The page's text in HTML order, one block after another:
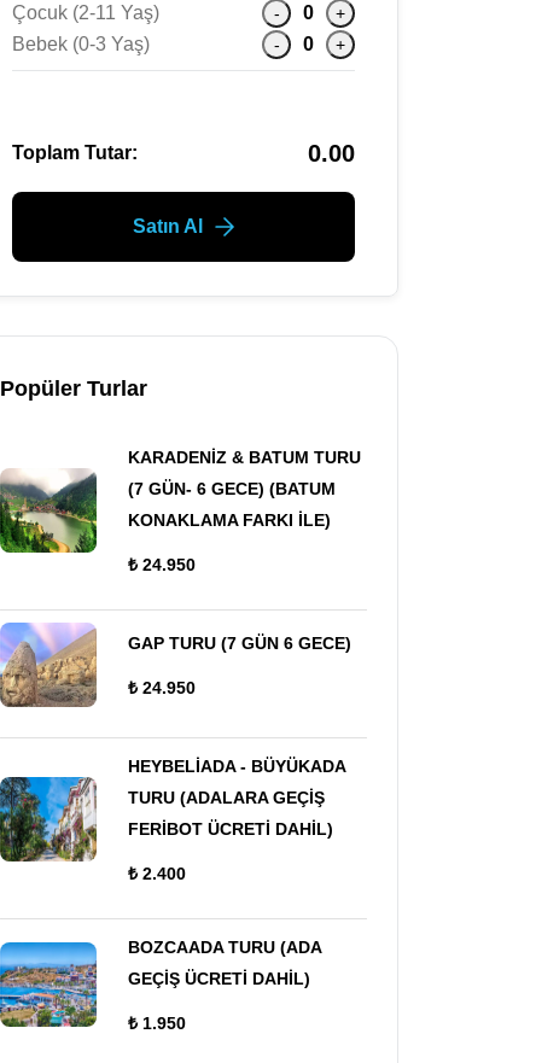
Çocuk (2-11 Yaş) - 0 +
Bebek (0-3 Yaş) - 0 +
Toplam Tutar: 0.00
Satın Al
Popüler Turlar
KARADENİZ & BATUM TURU
(7 GÜN- 6 GECE) (BATUM
KONAKLAMA FARKI İLE)
₺ 24.950
GAP TURU (7 GÜN 6 GECE)
₺ 24.950
HEYBELİADA - BÜYÜKADA
TURU (ADALARA GEÇİŞ
FERİBOT ÜCRETİ DAHİL)
₺ 2.400
BOZCAADA TURU (ADA
GEÇİŞ ÜCRETİ DAHİL)
₺ 1.950